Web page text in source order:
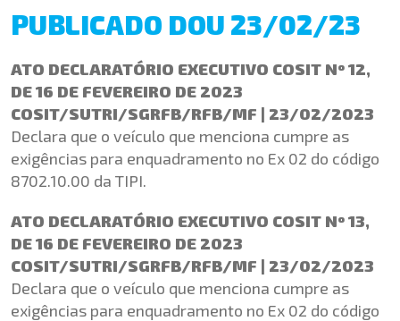
PUBLICADO DOU 23/02/23
ATO DECLARATÓRIO EXECUTIVO COSIT Nº 12,
DE 16 DE FEVEREIRO DE 2023
COSIT/SUTRI/SGRFB/RFB/MF | 23/02/2023
Declara que o veículo que menciona cumpre as
exigências para enquadramento no Ex 02 do código
8702.10.00 da TIPI.
ATO DECLARATÓRIO EXECUTIVO COSIT Nº 13,
DE 16 DE FEVEREIRO DE 2023
COSIT/SUTRI/SGRFB/RFB/MF | 23/02/2023
Declara que o veículo que menciona cumpre as
exigências para enquadramento no Ex 02 do código